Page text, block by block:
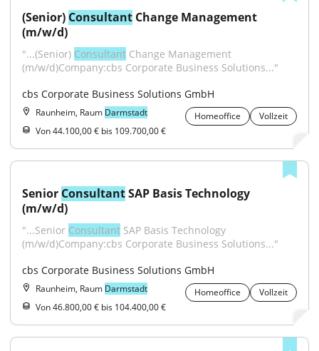
(Senior) Consultant Change Management
(m/w/d)
"...(Senior) Consultant Change Management
(m/w/d)Company:cbs Corporate Business Solutions..."
cbs Corporate Business Solutions GmbH
Raunheim, Raum Darmstadt Homeoffice
Vollzeit
Von 44.100,00 € bis 109.700,00 €
Senior Consultant SAP Basis Technology
(m/w/d)
"...Senior Consultant SAP Basis Technology
(m/w/d)Company:cbs Corporate Business Solutions..."
cbs Corporate Business Solutions GmbH
Raunheim, Raum Darmstadt Homeoffice
Vollzeit
Von 46.800,00 € bis 104.400,00 €